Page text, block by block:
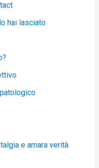
hai lasciato
e amara verità